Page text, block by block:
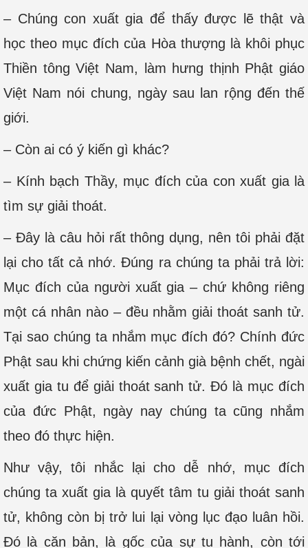
– Chúng con xuất gia để thấy được lẽ thật và
học theo mục đích của Hòa thượng là khôi phục
Thiền tông Việt Nam, làm hưng thịnh Phật giáo
Việt Nam nói chung, ngày sau lan rộng đến thế
giới.
– Còn ai có ý kiến gì khác?
– Kính bạch Thầy, mục đích của con xuất gia là
tìm sự giải thoát.
– Đây là câu hỏi rất thông dụng, nên tôi phải đặt
lại cho tất cả nhớ. Đúng ra chúng ta phải trả lời:
Mục đích của người xuất gia – chứ không riêng
một cá nhân nào – đều nhằm giải thoát sanh tử.
Tại sao chúng ta nhắm mục đích đó? Chính đức
Phật sau khi chứng kiến cảnh già bệnh chết, ngài
xuất gia tu để giải thoát sanh tử. Đó là mục đích
của đức Phật, ngày nay chúng ta cũng nhắm
theo đó thực hiện.
Như vậy, tôi nhắc lại cho dễ nhớ, mục đích
chúng ta xuất gia là quyết tâm tu giải thoát sanh
tử, không còn bị trở lui lại vòng lục đạo luân hồi.
Đó là căn bản, là gốc của sự tu hành, còn tới